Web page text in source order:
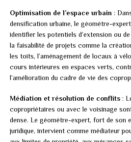
Optimisation de l’espace urbain :
densification urbaine, le géomètre-
identifier les potentiels d’extension ou
la faisabilité de projets comme la
les toits, l’aménagement de locaux à
cours intérieures en espaces verts,
l’amélioration du cadre de vie des
Médiation et résolution de conflits :
copropriétaires ou avec le voisinage
dense. Le géomètre-expert, fort de son
juridique, intervient comme médiateur